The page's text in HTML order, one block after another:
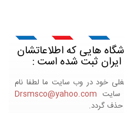
هایی که اطلاعاتشان
ایران ثبت شده است :
خود در وب سایت ما لطفا نام
سایت Drsmsco@yahoo.com
حذف گردد.